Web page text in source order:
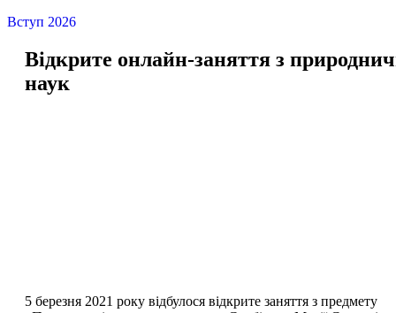
Вступ 2026
Відкрите онлайн-заняття з
наук
5 березня 2021 року відбулося відкрите заняття з предмету